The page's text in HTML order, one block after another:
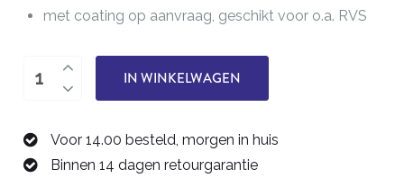
met coating op aanvraag, geschikt voor o.a. RVS
Graveer
bolfrees
mm
00683414
IN WINKELWAGEN
Voor 14.00 besteld, morgen in huis
Binnen 14 dagen retourgarantie